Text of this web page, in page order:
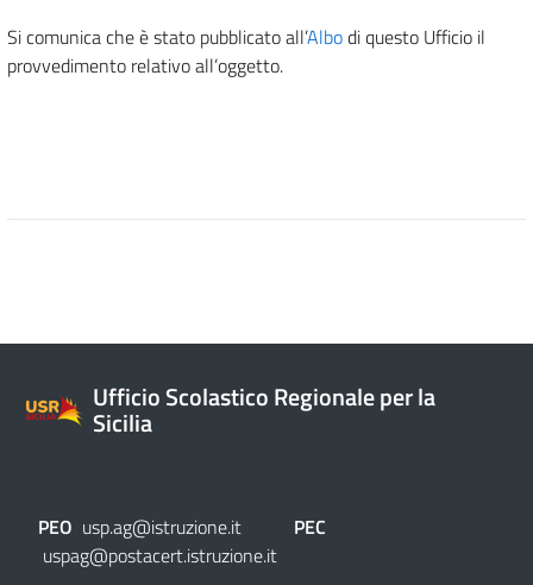
Si comunica che è stato pubblicato all’Albodi questo Ufficio il
provvedimento relativo all’oggetto.
Ufficio Scolastico Regionale per la
Sicilia
PEO usp.ag@istruzione.it
PEC
uspag@postacert.istruzione.it